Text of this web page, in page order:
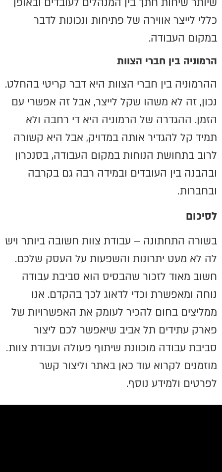
כללי לייצר אווירה של פתיחות ונכונות לדבר
במקום העבודה.
הרמוניה בין חברי הצוות
ההרמוניה בין חברי הצוות היא דבר קריטי בהחלט.
נכון, זה לא משהו שקל לייצר, אבל זה אפשרי עם
הזמן. ההגדרה של הרמוניה היא די רחבה ולא
תמיד קל להגדיר אותה במדויק, אבל היא קשורה
לרוב בתחושת הנוחות במקום העבודה, בסנכרון
ובהבנה בין העובדים ובמידה רבה גם בקרבה
ובחברות.
לסיכום
בשורה התחתונה – עבודת צוות חשובה ביותר ויש
לה לא מעט יתרונות והשפעות על העסק שלכם.
חשוב מאוד לזכור שהבסיס הוא סביבת עבודה
נוחה ומאפשרת וכדי לדאוג לכך בהקדם. אנו
ממליצים בחום להכיר לעומק את האפשרויות של
פארק עתידים תל אביב שיאפשר לכם ליצור
סביבת עבודה מוכוונת שיתוף פעולה ועבודת צוות.
מוזמנים לקרוא עוד כאן באתר וליצור קשר
לפרטים ולמידע נוסף.